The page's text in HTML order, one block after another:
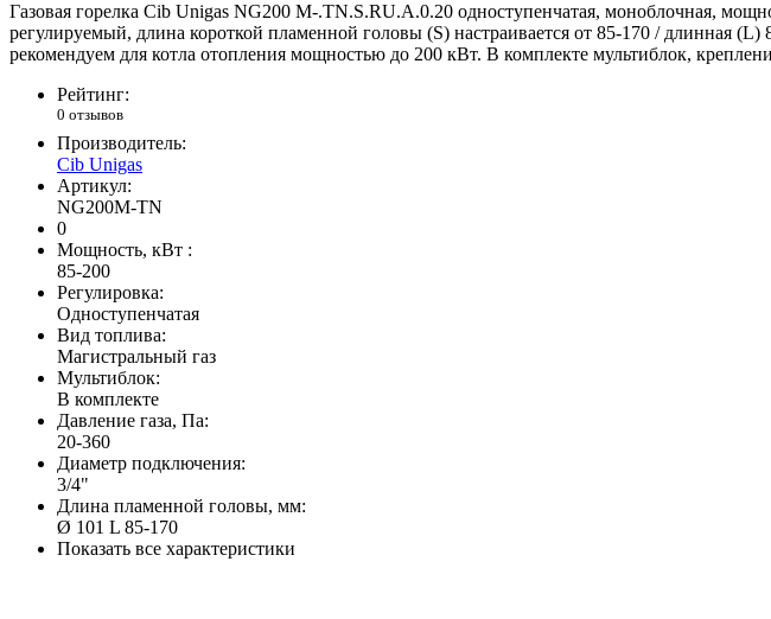
Газовая горелка Cib Unigas NG200 M-.TN.S.RU.A.0.20 одноступенчатая, моноблочная,
регулируемый, длина короткой пламенной головы (S) настраивается от 85-170 / длинная
рекомендуем для котла отопления мощностью до 200 кВт. В комплекте мультиблок,
Рейтинг:
0 отзывов
Производитель:
Cib Unigas
Артикул:
NG200M-TN
0
Мощность, кВт :
85-200
Регулировка:
Одноступенчатая
Вид топлива:
Магистральный газ
Мультиблок:
В комплекте
Давление газа, Па:
20-360
Диаметр подключения:
3/4"
Длина пламенной головы, мм:
Ø 101 L 85-170
Показать все характеристики